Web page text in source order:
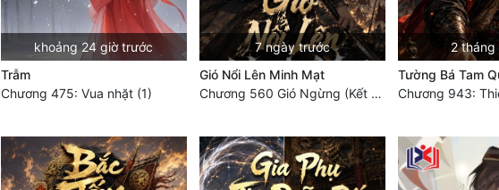
khoảng 24 giờ trước
Trẫm
Chương 475: Vua nhặt (1)
7 ngày trước
Gió Nổi Lên Minh Mạt
Chương 560 Gió Ngừng (Kết Cục)
2
Tường Bá Tam